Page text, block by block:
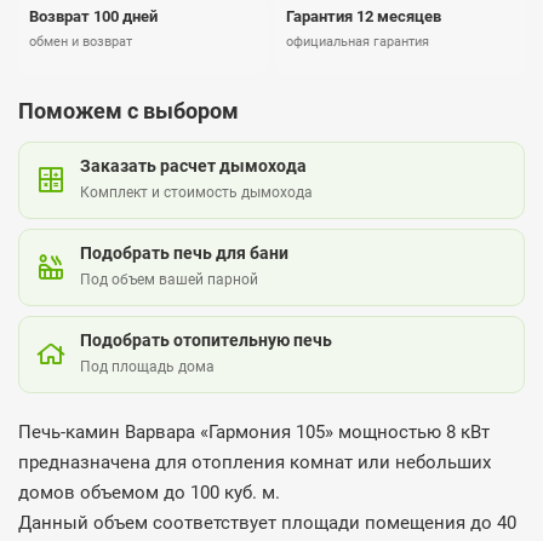
Возврат 100 дней
обмен и возврат
Гарантия 12 месяцев
официальная гарантия
Поможем с выбором
Заказать расчет дымохода
Комплект и стоимость дымохода
Подобрать печь для бани
Под объем вашей парной
Подобрать отопительную печь
Под площадь дома
Печь-камин Варвара «Гармония 105» мощностью 8 кВт
предназначена для отопления комнат или небольших
домов объемом до 100 куб. м.
Данный объем соответствует площади помещения до 40